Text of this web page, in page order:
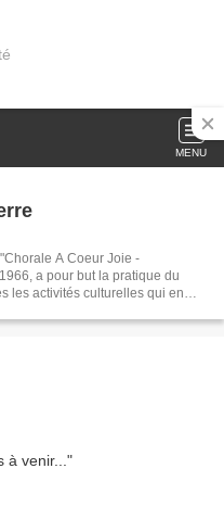
MENU
A Coeur Joie -
a pour but la pratique du
les activités culturelles qui en